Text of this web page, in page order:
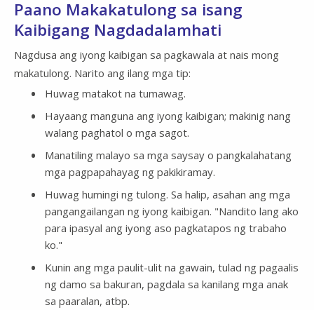
Paano Makakatulong sa isang
Kaibigang Nagdadalamhati
Nagdusa ang iyong kaibigan sa pagkawala at nais mong
makatulong. Narito ang ilang mga tip:
Huwag matakot na tumawag.
Hayaang manguna ang iyong kaibigan; makinig nang
walang paghatol o mga sagot.
Manatiling malayo sa mga saysay o pangkalahatang
mga pagpapahayag ng pakikiramay.
Huwag humingi ng tulong. Sa halip, asahan ang mga
pangangailangan ng iyong kaibigan. "Nandito lang ako
para ipasyal ang iyong aso pagkatapos ng trabaho
ko."
Kunin ang mga paulit-ulit na gawain, tulad ng pagaalis
ng damo sa bakuran, pagdala sa kanilang mga anak
sa paaralan, atbp.